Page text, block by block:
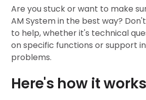
Are you stuck or want to make
AM System in the best way?
to help, whether it's technical
on specific functions or support
problems.
Here's how it